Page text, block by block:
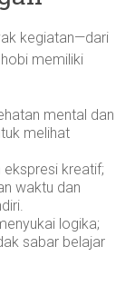
kegiatan—dari
memiliki
mental dan
melihat
ekspresi kreatif;
waktu dan
logika;
sabar belajar